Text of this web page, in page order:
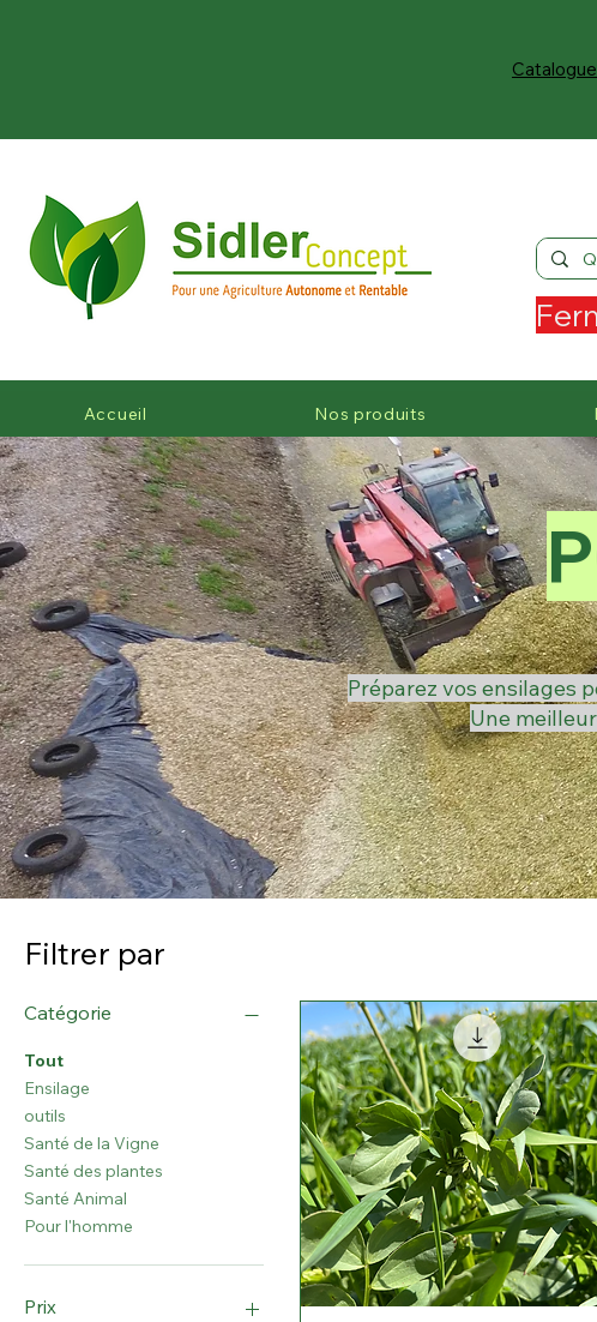
Accueil Nos produits
Préparez vos ensilages
Une
Filtrer par
Catégorie
Tout
Ensilage
outils
Santé de la Vigne
Santé des plantes
Santé Animal
Pour l'homme
Prix